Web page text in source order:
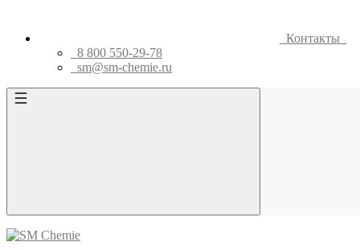
Контакты
8 800 550-29-78
sm@sm-chemie.ru